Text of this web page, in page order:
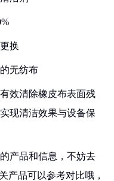
换
无纺布
效清除橡皮布表面残
现清洁效果与设备保
产品和信息，不妨去
产品可以参考对比哦，